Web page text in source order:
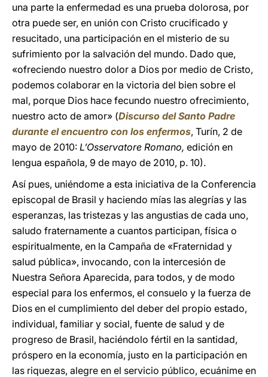
una parte la enfermedad es una prueba dolorosa, por
otra puede ser, en unión con Cristo crucificado y
resucitado, una participación en el misterio de su
sufrimiento por la salvación del mundo. Dado que,
«ofreciendo nuestro dolor a Dios por medio de Cristo,
podemos colaborar en la victoria del bien sobre el
mal, porque Dios hace fecundo nuestro ofrecimiento,
nuestro acto de amor» (Discurso del Santo Padre
durante el encuentro con los enfermos, Turín, 2 de
mayo de 2010: L’Osservatore Romano, edición en
lengua española, 9 de mayo de 2010, p. 10).
Así pues, uniéndome a esta iniciativa de la Conferencia
episcopal de Brasil y haciendo mías las alegrías y las
esperanzas, las tristezas y las angustias de cada uno,
saludo fraternamente a cuantos participan, física o
espiritualmente, en la Campaña de «Fraternidad y
salud pública», invocando, con la intercesión de
Nuestra Señora Aparecida, para todos, y de modo
especial para los enfermos, el consuelo y la fuerza de
Dios en el cumplimiento del deber del propio estado,
individual, familiar y social, fuente de salud y de
progreso de Brasil, haciéndolo fértil en la santidad,
próspero en la economía, justo en la participación en
las riquezas, alegre en el servicio público, ecuánime en